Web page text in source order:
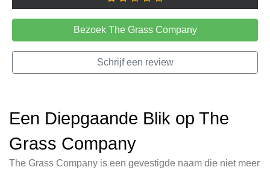
Bezoek The Grass Company
Schrijf een review
Een Diepgaande Blik op The
Grass Company
The Grass Company is een gevestigde naam die niet meer